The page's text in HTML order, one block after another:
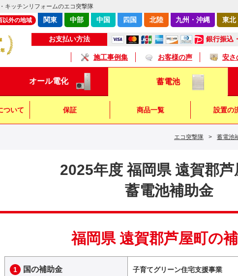
キッチンリフォームのエコ突撃隊
お支払い方法 銀行振込
施工事例集 お客様の声 安さ
以外の地域 関東 中部 中国 四国 北陸 九州・沖縄 東北
オール電化 蓄電池
ついて 保証 商品一覧 設置の
エコ突撃隊 > 蓄電池
2025年度 福岡県 遠賀郡芦
蓄電池補助金
福岡県 遠賀郡芦屋町の
1 国の補助金
子育てグリーン住宅支援事業